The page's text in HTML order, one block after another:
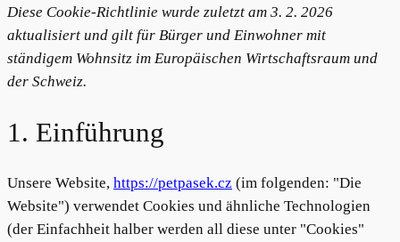
Diese Cookie-Richtlinie wurde zuletzt am 3. 2. 2026
aktualisiert und gilt für Bürger und Einwohner mit
ständigem Wohnsitz im Europäischen Wirtschaftsraum und
der Schweiz.
1. Einführung
Unsere Website, https://petpasek.cz (im folgenden: "Die
Website") verwendet Cookies und ähnliche Technologien
(der Einfachheit halber werden all diese unter "Cookies"